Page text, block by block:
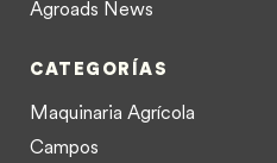
Agroads News
CATEGORÍAS
Maquinaria Agrícola
Campos